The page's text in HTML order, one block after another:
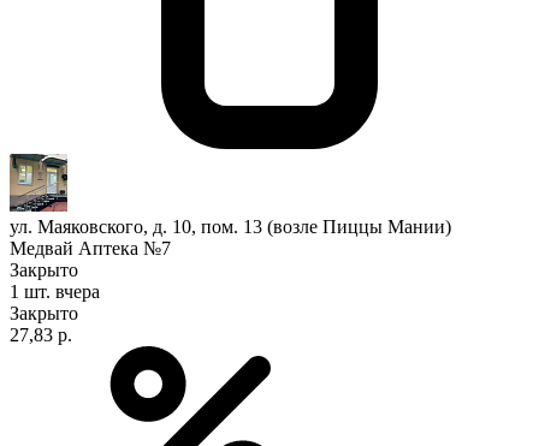
ул. Маяковского, д. 10, пом. 13 (возле Пиццы Мании)
Медвай Аптека №7
Закрыто
1 шт. вчера
Закрыто
27,83 р.